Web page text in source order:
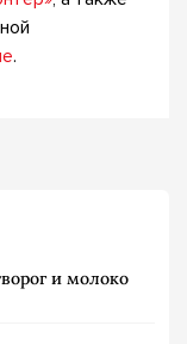
.
и молоко